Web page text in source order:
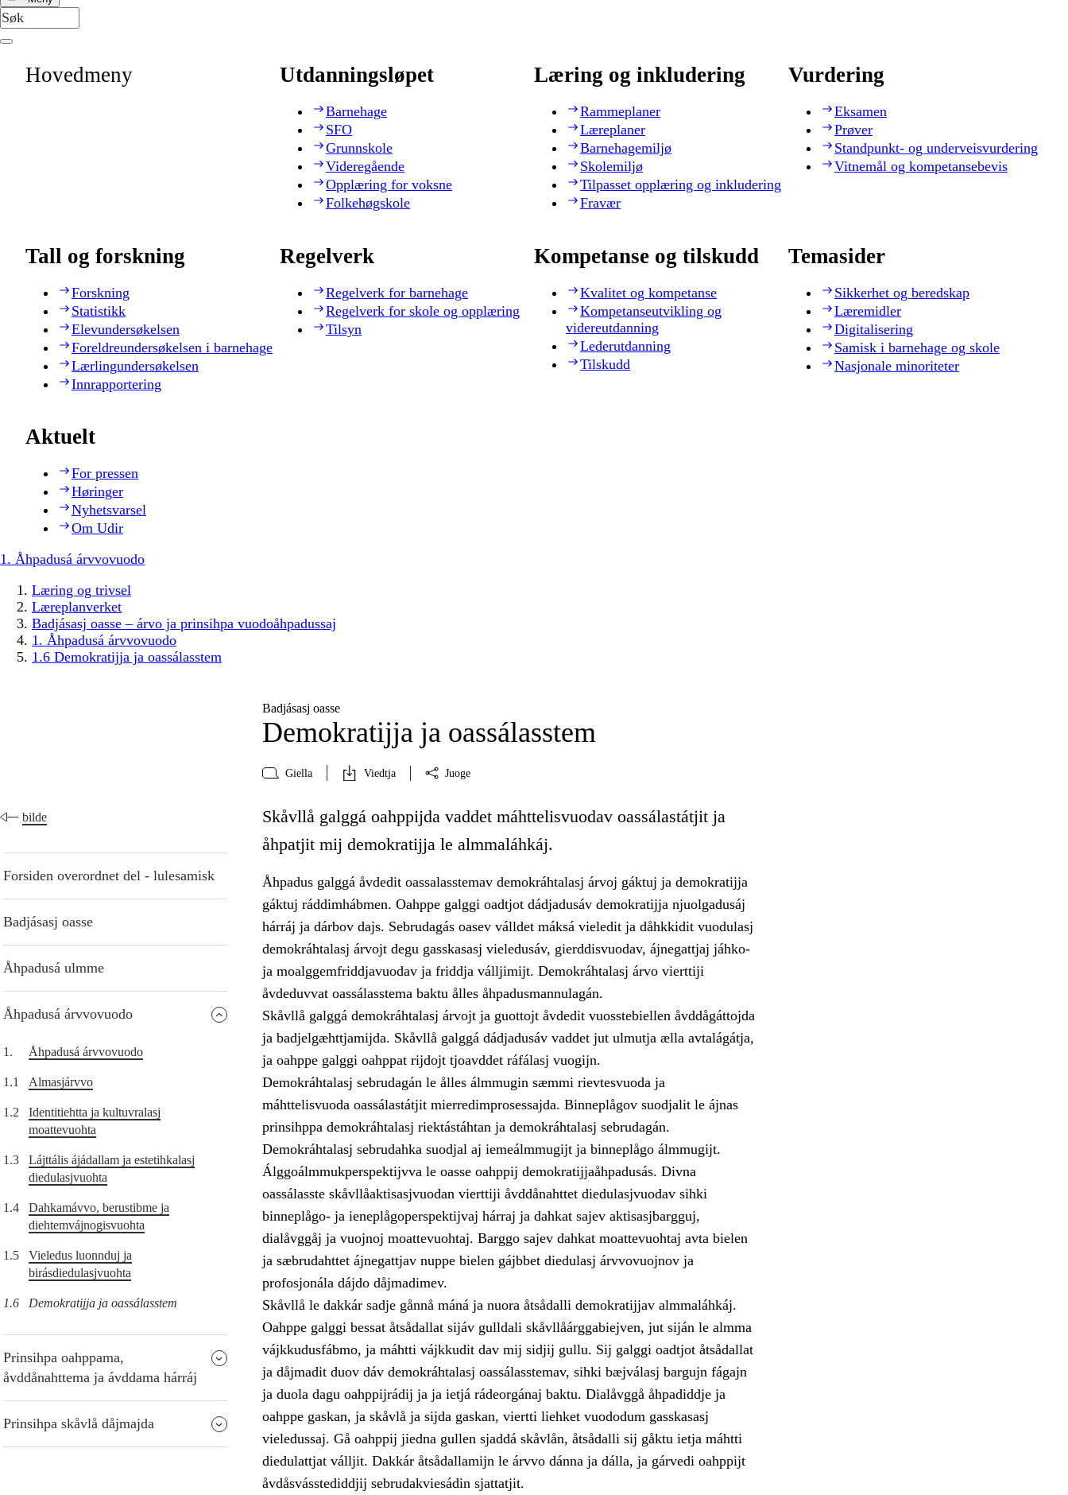
Hovedmeny Utdanningsløpet
Barnehage
SFO
Grunnskole
Videregående
Opplæring for voksne
Folkehøgskole
Læring og inkludering
Rammeplaner
Læreplaner
Barnehagemiljø
Skolemiljø
Tilpasset opplæring og inkludering
Fravær
Vurdering
Eksamen
Prøver
Standpunkt- og underveisvurdering
Vitnemål og kompetansebevis
Tall og forskning
Forskning
Statistikk
Elevundersøkelsen
Foreldreundersøkelsen i barnehage
Lærlingundersøkelsen
Innrapportering
Regelverk
Regelverk for barnehage
Regelverk for skole og opplæring
Tilsyn
Kompetanse og tilskudd
Kvalitet og kompetanse
Kompetanseutvikling og
videreutdanning
Lederutdanning
Tilskudd
Temasider
Sikkerhet og beredskap
Læremidler
Digitalisering
Samisk i barnehage og skole
Nasjonale minoriteter
Aktuelt
For pressen
Høringer
Nyhetsvarsel
Om Udir
1. Åhpadusá árvvovuodo
Læring og trivsel
Læreplanverket
Badjásasj oasse – árvo ja prinsihpa vuodoåhpadussaj
1. Åhpadusá árvvovuodo
1.6 Demokratijja ja oassálasstem
Badjásasj oasse
Demokratijja ja oassálasstem
Giella Viedtja Juoge
bilde
Forsiden overordnet del - lulesamisk
Badjásasj oasse
Åhpadusá ulmme
Åhpadusá árvvovuodo
1. Åhpadusá árvvovuodo
1.1 Almasjárvvo
1.2
Identitiehtta ja kultuvralasj
moattevuohta
1.3
Lájttális ájádallam ja estetihkalasj
diedulasjvuohta
1.4
Dahkamávvo, berustibme ja
diehtemvájnogisvuohta
1.5
Vieledus luonnduj ja
birásdiedulasjvuohta
1.6 Demokratijja ja oassálasstem
Prinsihpa oahppama,
åvddånahttema ja ávddama hárráj
Prinsihpa skåvlå dåjmajda
Skåvllå galggá oahppijda vaddet máhttelisvuodav oassálastátjit ja
åhpatjit mij demokratijja le almmaláhkáj.
Åhpadus galggá åvdedit oassalasstemav demokráhtalasj árvoj gáktuj ja demokratijja
gáktuj ráddimhábmen. Oahppe galggi oadtjot dádjadusáv demokratijja njuolgadusáj
hárráj ja dárbov dajs. Sebrudagás oasev válldet máksá vieledit ja dåhkkidit vuodulasj
demokráhtalasj árvojt degu gasskasasj vieledusáv, gierddisvuodav, ájnegattjaj jáhko-
ja moalggemfriddjavuodav ja friddja válljimijt. Demokráhtalasj árvo vierttiji
åvdeduvvat oassálasstema baktu ålles åhpadusmannulagán.
Skåvllå galggá demokráhtalasj árvojt ja guottojt åvdedit vuosstebiellen åvddågáttojda
ja badjelgæhttjamijda. Skåvllå galggá dádjadusáv vaddet jut ulmutja ælla avtalágátja,
ja oahppe galggi oahppat rijdojt tjoavddet ráfálasj vuogijn.
Demokráhtalasj sebrudagán le ålles álmmugin sæmmi rievtesvuoda ja
máhttelisvuoda oassálastátjit mierredimprosessajda. Binneplågov suodjalit le ájnas
prinsihppa demokráhtalasj riektástáhtan ja demokráhtalasj sebrudagán.
Demokráhtalasj sebrudahka suodjal aj iemeálmmugijt ja binneplågo álmmugijt.
Álggoálmmukperspektijvva le oasse oahppij demokratijjaåhpadusás. Divna
oassálasste skåvllåaktisasjvuodan vierttiji åvddånahttet diedulasjvuodav sihki
binneplågo- ja ieneplågoperspektijvaj hárraj ja dahkat sajev aktisasjbargguj,
dialåvggåj ja vuojnoj moattevuohtaj. Barggo sajev dahkat moattevuohtaj avta bielen
ja sæbrudahttet ájnegattjav nuppe bielen gájbbet diedulasj árvvovuojnov ja
profosjonála dájdo dåjmadimev.
Skåvllå le dakkár sadje gånnå máná ja nuora åtsådalli demokratijjav almmaláhkáj.
Oahppe galggi bessat åtsådallat sijáv gulldali skåvllåárggabiejven, jut siján le almma
vájkkudusfábmo, ja máhtti vájkkudit dav mij sidjij gullu. Sij galggi oadtjot åtsådallat
ja dåjmadit duov dáv demokráhtalasj oassálasstemav, sihki bæjválasj bargujn fágajn
ja duola dagu oahppijrádij ja ja ietjá rádeorgánaj baktu. Dialåvggå åhpadiddje ja
oahppe gaskan, ja skåvlå ja sijda gaskan, viertti liehket vuododum gasskasasj
vieledussaj. Gå oahppij jiedna gullen sjaddá skåvlån, åtsådalli sij gåktu ietja máhtti
diedulattjat válljit. Dakkár åtsådallamijn le árvvo dánna ja dálla, ja gárvedi oahppijt
åvdåsvásstediddjij sebrudakviesádin sjattatjit.